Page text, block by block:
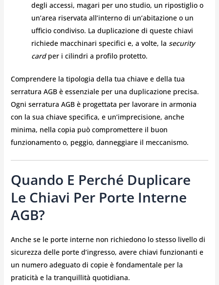
degli accessi, magari per uno studio, un ripostiglio o
un’area riservata all’interno di un’abitazione o un
ufficio condiviso. La duplicazione di queste chiavi
richiede macchinari specifici e, a volte, la security
cardper i cilindri a profilo protetto.
Comprendere la tipologia della tua chiave e della tua
serratura AGB è essenziale per una duplicazione precisa.
Ogni serratura AGB è progettata per lavorare in armonia
con la sua chiave specifica, e un’imprecisione, anche
minima, nella copia può compromettere il buon
funzionamento o, peggio, danneggiare il meccanismo.
Quando E Perché Duplicare
Le Chiavi Per Porte Interne
AGB?
Anche se le porte interne non richiedono lo stesso livello di
sicurezza delle porte d’ingresso, avere chiavi funzionanti e
un numero adeguato di copie è fondamentale per la
praticità e la tranquillità quotidiana.